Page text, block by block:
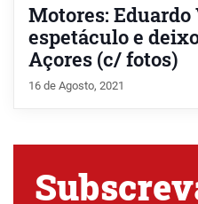
Motores: Eduardo
espetáculo e
Açores (c/ fotos)
16 de Agosto, 2021